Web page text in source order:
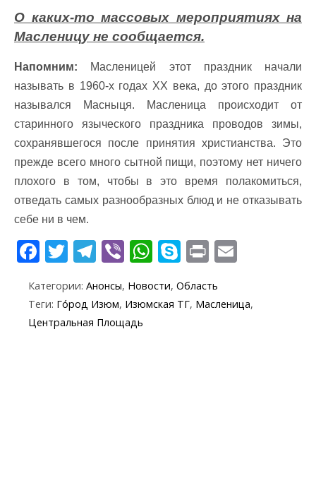
О каких-то массовых мероприятиях на
Масленицу не сообщается.
Напомним: Масленицей этот праздник начали
называть в 1960-х годах ХХ века, до этого праздник
назывался Масныця. Масленица происходит от
старинного языческого праздника проводов зимы,
сохранявшегося после принятия христианства. Это
прежде всего много сытной пищи, поэтому нет ничего
плохого в том, чтобы в это время полакомиться,
отведать самых разнообразных блюд и не отказывать
себе ни в чем.
F
e
b
T
itt
er
T
e
gr
Vi
er
W
at
S
k
y
p
Pr
t ai
Категории: Анонсы, Новости, Область
Теги: Го́род Изюм, Изюмская ТГ, Масленица,
Центральная Площадь